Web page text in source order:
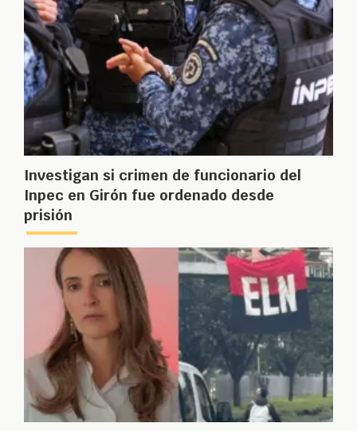
Investigan si crimen de funcionario del
Inpec en Girón fue ordenado desde
prisión